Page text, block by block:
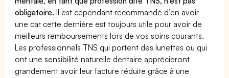
obligatoire.Il est cependant recommandé d’en avoir
une car cette dernière est toujours utile pour avoir de
meilleurs remboursements lors de vos soins courants.
Les professionnels TNS qui portent des lunettes ou qui
ont une sensibilité naturelle dentaire apprécieront
grandement avoir leur facture réduite grâce à une